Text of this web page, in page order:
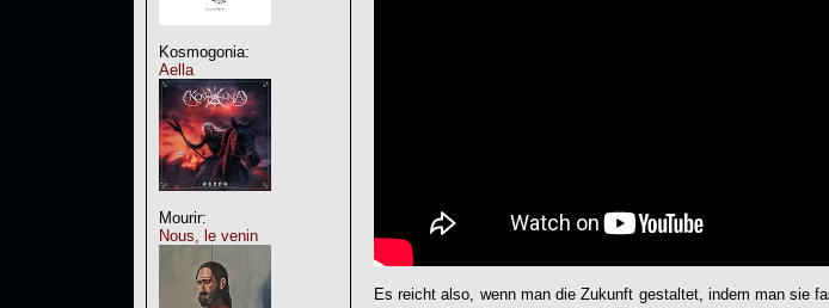
Kosmogonia:
Aella
Mourir:
Nous, le venin
Es reicht also, wenn man die Zukunft gestaltet, indem man sie